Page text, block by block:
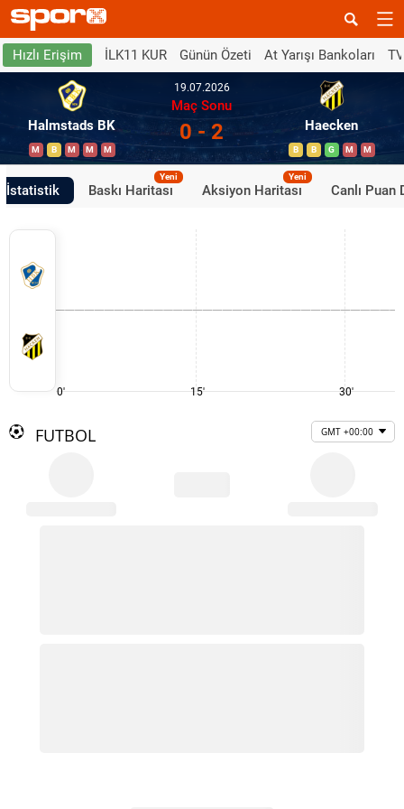
Hızlı Erişim İLK11 KUR Günün Özeti At Yarışı Bankoları
Halmstads BK
M B M M M
19.07.2026
Maç Sonu
0 - 2 Haecken
B B G M M
İstatistik Baskı Haritası
Yeni
Aksiyon Haritası
Yeni
Canlı Puan
0' 15' 30'
FUTBOL GMT +00:00